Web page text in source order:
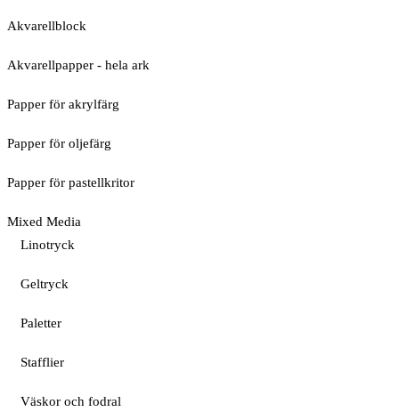
Akvarellblock
Akvarellpapper - hela ark
Papper för akrylfärg
Papper för oljefärg
Papper för pastellkritor
Mixed Media
Linotryck
Geltryck
Paletter
Stafflier
Väskor och fodral